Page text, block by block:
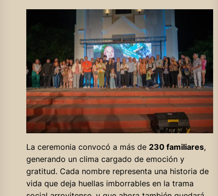
La ceremonia convocó a más de 230 familiares,
generando un clima cargado de emoción y
gratitud. Cada nombre representa una historia de
vida que deja huellas imborrables en la trama